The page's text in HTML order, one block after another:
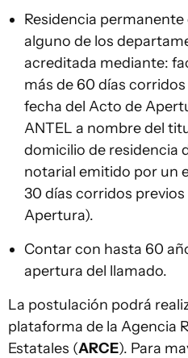
Residencia
alguno de los
acreditada mediante:
más de 60 días
fecha del Acto de
ANTEL a nombre del
domicilio de residencia
notarial emitido por un
30 días corridos
Apertura).
Contar con hasta 60
apertura del llamado.
La postulación podrá
plataforma de la Agencia
Estatales (ARCE). Para